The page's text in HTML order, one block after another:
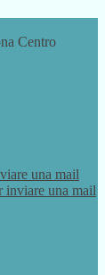
Centro
una mail
inviare una mail